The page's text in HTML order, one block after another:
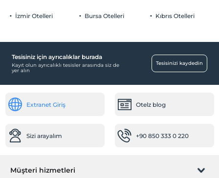
Market
Çalışma Alanları
Klima
24 saat açık resepsiyon
Havuz
İzmir Otelleri Bursa Otelleri Kıbrıs Otelleri
Tesisiniz için ayrıcalıklar burada
Kayıt olun ayrıcalıklı tesisler arasında siz de
yer alın
Tesisinizi kaydedin
Extranet Giriş Otelz blog
Sizi arayalım +90 850 333 0 220
Müşteri hizmetleri